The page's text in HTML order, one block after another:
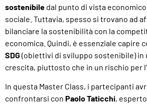
sostenibile dal punto di vista
sociale. Tuttavia, spesso si trovano ad
bilanciare la sostenibilità con la
economica. Quindi, è essenziale capire
SDG (obiettivi di sviluppo sostenibile) in
crescita, piuttosto che in un rischio per
In questa Master Class, i partecipanti
confrontarsi con Paolo Taticchi,